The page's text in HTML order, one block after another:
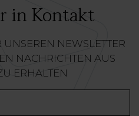
in Kontakt
NEWSLETTER
NACHRICHTEN AUS
ERHALTEN